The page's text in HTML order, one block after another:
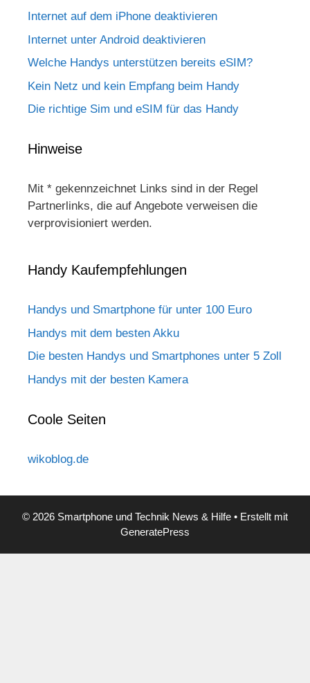
Internet auf dem iPhone deaktivieren
Internet unter Android deaktivieren
Welche Handys unterstützen bereits eSIM?
Kein Netz und kein Empfang beim Handy
Die richtige Sim und eSIM für das Handy
Hinweise
Mit * gekennzeichnet Links sind in der Regel
Partnerlinks, die auf Angebote verweisen die
verprovisioniert werden.
Handy Kaufempfehlungen
Handys und Smartphone für unter 100 Euro
Handys mit dem besten Akku
Die besten Handys und Smartphones unter 5 Zoll
Handys mit der besten Kamera
Coole Seiten
wikoblog.de
© 2026 Smartphone und Technik News & Hilfe • Erstellt mit
GeneratePress